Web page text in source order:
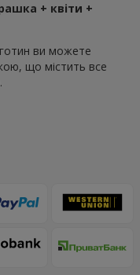
+ квіти +
ви можете
що містить все